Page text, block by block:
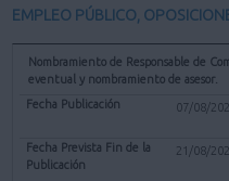
EMPLEO PÚBLICO,
Nombramiento de Responsable de
eventual y nombramiento de asesor.
07/08/
21/08/